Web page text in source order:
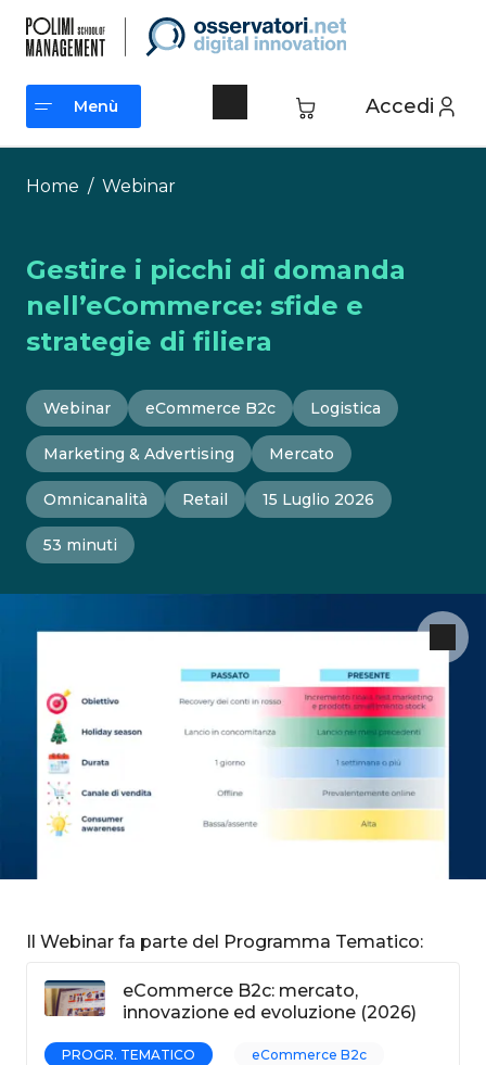
contenuto
Accedi
Menù
Menù
Home / Webinar
Gestire i picchi di domanda
nell’eCommerce: sfide e
strategie di filiera
Webinar eCommerce B2c Logistica
Marketing & Advertising Mercato
Omnicanalità Retail 15 Luglio 2026
53 minuti
Il Webinar fa parte del Programma Tematico:
eCommerce B2c: mercato,
innovazione ed evoluzione (2026)
PROGR. TEMATICO eCommerce B2c